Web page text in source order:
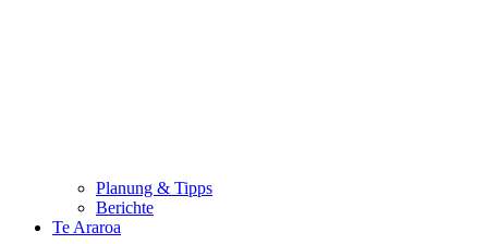
Planung & Tipps
Berichte
Te Araroa